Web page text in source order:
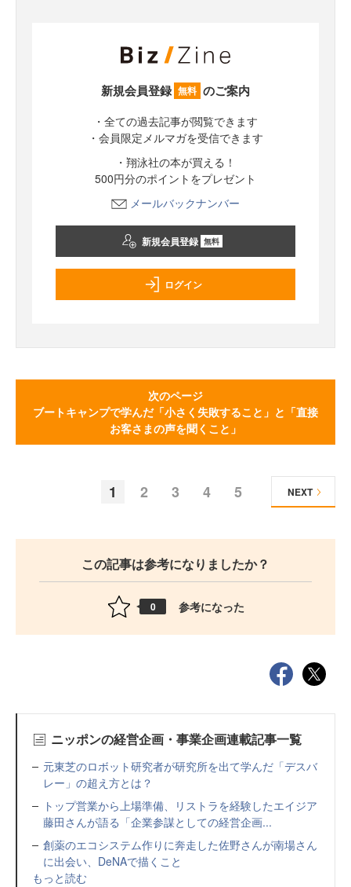
新規会員登録 無料 のご案内
・全ての過去記事が閲覧できます
・会員限定メルマガを受信できます
・翔泳社の本が買える！
500円分のポイントをプレゼント
メールバックナンバー
新規会員登録 無料
ログイン
次のページ
ブートキャンプで学んだ「小さく失敗すること」と「直接
お客さまの声を聞くこと」
1 2 3 4 5 NEXT
この記事は参考になりましたか？
0 参考になった
ニッポンの経営企画・事業企画連載記事一覧
元東芝のロボット研究者が研究所を出て学んだ「デスバ
レー」の超え方とは？
トップ営業から上場準備、リストラを経験したエイジア
藤田さんが語る「企業参謀としての経営企画...
創薬のエコシステム作りに奔走した佐野さんが南場さん
に出会い、DeNAで描くこと
もっと読む